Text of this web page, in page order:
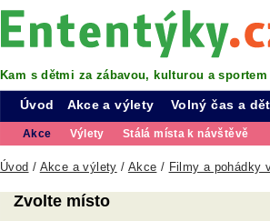
Kam s dětmi za zábavou, kulturou a
Úvod Akce a výlety
Akce Výlety Stálá místa k návštěvě
Volný čas a
Úvod / Akce a výlety / Akce / Filmy a pohádky
Zvolte místo